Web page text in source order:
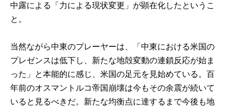
中露による「力による現状変更」が顕在化したというこ
と。
当然ながら中東のプレーヤーは、「中東における米国の
プレゼンスは低下し、新たな地殻変動の連鎖反応が始ま
った」と本能的に感じ、米国の足元を見始めている。百
年前のオスマントルコ帝国崩壊は今もその余震が続いて
いると見るべきだ。新たな均衡点に達するまで今後も地